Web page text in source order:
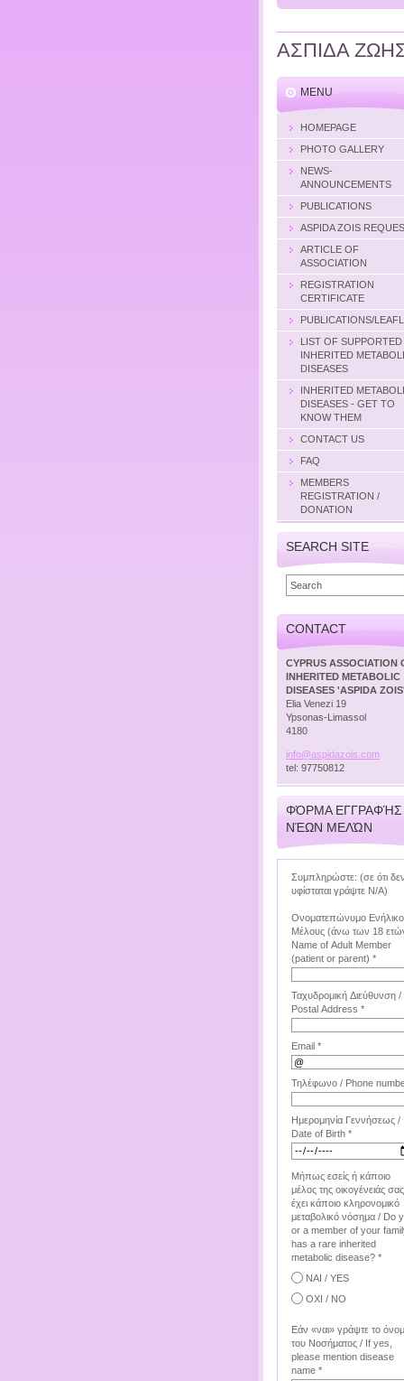
ΑΣΠΙΔΑ
MENU
HOMEPAGE
PHOTO GALLERY
NEWS-
ANNOUNCEMENTS
PUBLICATIONS
ASPIDA ZOIS
ARTICLE OF
ASSOCIATION
REGISTRATION
CERTIFICATE
PUBLICATIONS/
LIST OF SUPPORTED
INHERITED
DISEASES
INHERITED
DISEASES - GET TO
KNOW THEM
CONTACT US
FAQ
MEMBERS
REGISTRATION /
DONATION
SEARCH SITE
CONTACT
CYPRUS ASSOCIATION
INHERITED METABOLIC
DISEASES 'ASPIDA ZOIS'
Elia Venezi 19
Ypsonas-Limassol
4180
info@aspidazois. com
tel: 97750812
ΦΌΡΜΑ ΕΓΓΡΑΦΉΣ
ΝΈΩΝ ΜΕΛΏΝ
Συμπληρώστε: (σε ότι δεν
υφίσταται γράψτε Ν/Α)
Ονοματεπώνυμο
Μέλους (άνω των 18
Name of Adult Member
(patient or parent) *
Ταχυδρομική Διεύθυνση /
Postal Address *
Email *
Τηλέφωνο / Phone
Ημερομηνία Γεννήσεως /
Date of Birth *
Μήπως εσείς ή κάποιο
μέλος της οικογένειάς σας
έχει κάποιο κληρονομικό
μεταβολικό νόσημα / Do
or a member of your
has a rare inherited
metabolic disease? *
ΝΑΙ / YES
ΟΧΙ / NO
Εάν «ναι» γράψτε το
του Νοσήματος / If yes,
please mention disease
name *